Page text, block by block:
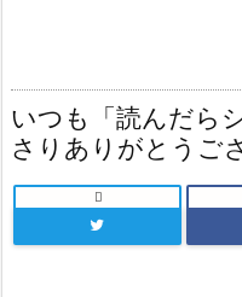
いつも「読んだら
さりありがとうご
